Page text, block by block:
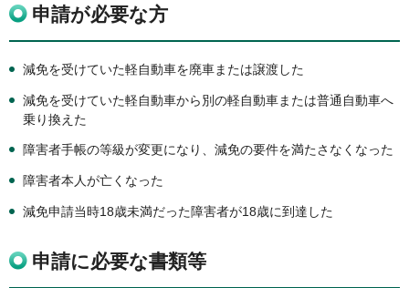
申請が必要な方
減免を受けていた軽自動車を廃車または譲渡した
減免を受けていた軽自動車から別の軽自動車または普通自動車へ
乗り換えた
障害者手帳の等級が変更になり、減免の要件を満たさなくなった
障害者本人が亡くなった
減免申請当時18歳未満だった障害者が18歳に到達した
申請に必要な書類等